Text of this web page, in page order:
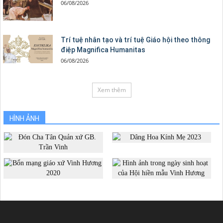
06/08/2026
Trí tuệ nhân tạo và trí tuệ Giáo hội theo thông
điệp Magnifica Humanitas
06/08/2026
Xem thêm
HÌNH ẢNH